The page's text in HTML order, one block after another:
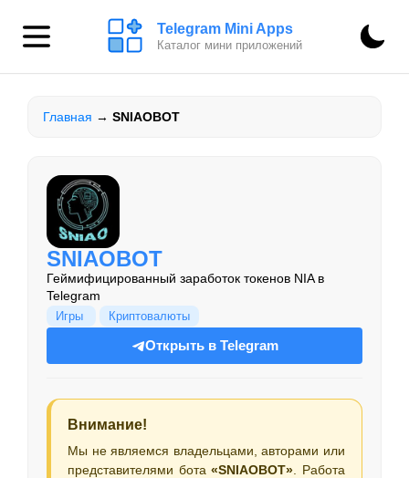
Telegram Mini Apps
Каталог мини приложений
Главная → SNIAOBOT
SNIAOBOT
Геймифицированный заработок токенов NIA в
Telegram
Игры Криптовалюты
Открыть в Telegram
Внимание!
Мы не являемся владельцами, авторами или
представителями бота«SNIAOBOT» . Работа